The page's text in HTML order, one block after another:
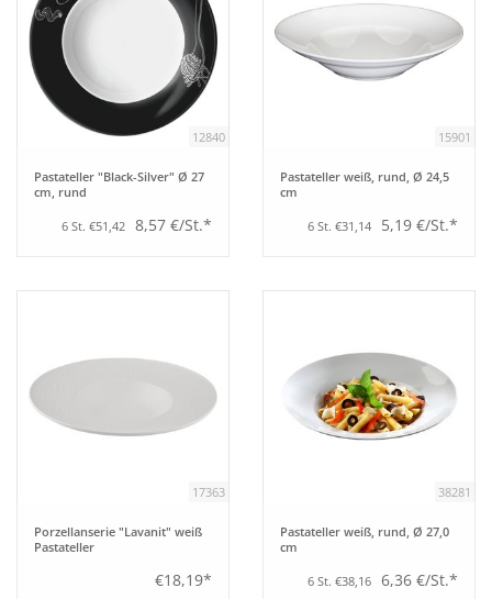
12840
Pastateller "Black-Silver" Ø 27
cm, rund
6 St. €51,42 8,57 €/St.*
15901
Pastateller weiß, rund, Ø 24,5
cm
6 St. €31,14 5,19 €/St.*
17363
Porzellanserie "Lavanit" weiß
Pastateller
€18,19*
38281
Pastateller weiß, rund, Ø 27,0
cm
6 St. €38,16 6,36 €/St.*